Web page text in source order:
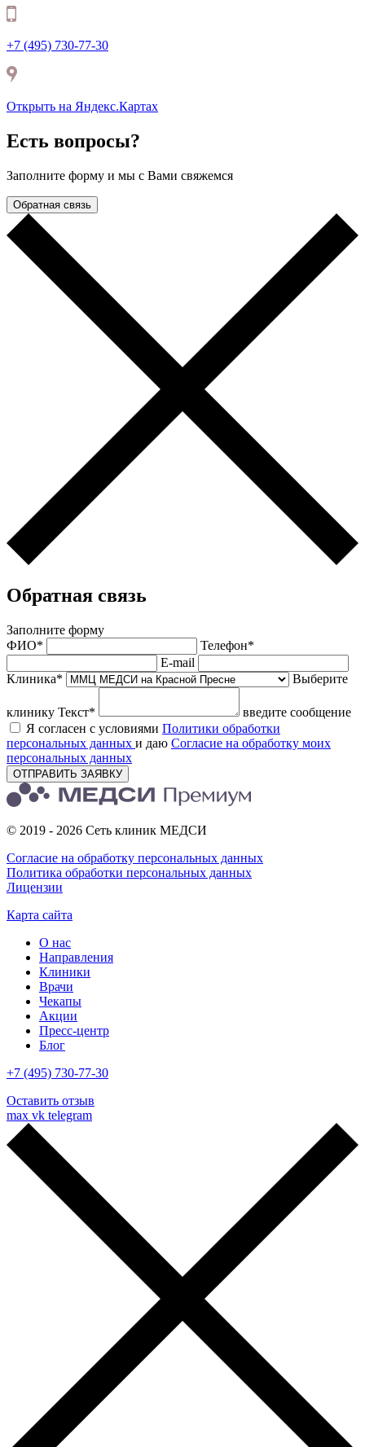
+7 (495) 730-77-30
Открыть на Яндекс.Картax
Есть вопросы?
Заполните форму и мы с Вами свяжемся
Обратная связь
Обратная связь
Заполните форму
ФИО*
Телефон*
E-mail
Клиника*
Выберите
клинику Текст*
введите сообщение
Я согласен с условиями Политики обработки
персональных данных и даю Согласие на обработку моих
персональных данных
ОТПРАВИТЬ ЗАЯВКУ
© 2019 - 2026 Сеть клиник МЕДСИ
Согласие на обработку персональных данных
Политика обработки персональных данных
Лицензии
Карта сайта
О нас
Направления
Клиники
Врачи
Чекапы
Акции
Пресс-центр
Блог
+7 (495) 730-77-30
Оставить отзыв
max vk telegram